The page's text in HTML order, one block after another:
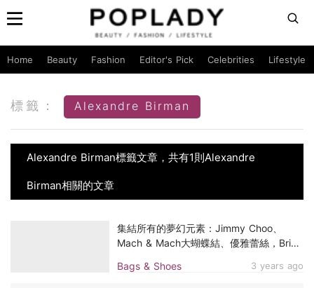
Home Beauty Fashion Editor's Pick Celebrities Lifestyle
標籤： Alexandre Birman
Alexandre Birman標籤文章，共有1則Alexandre
Birman相關的文章
Bags & Shoes 3 years ago
集結所有的夢幻元素：Jimmy Choo、
Mach & Mach大蝴蝶結、優雅蕾絲，Bride